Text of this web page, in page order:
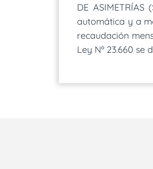
DE
automática y a
recaudación
Ley Nº 23.660